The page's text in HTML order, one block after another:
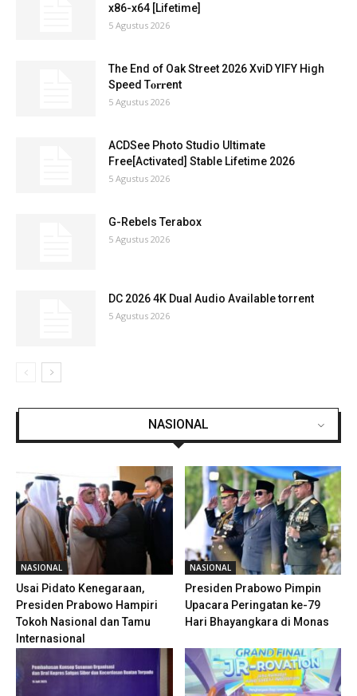
x86-x64 [Lifetime]
5 Agustus 2026
The End of Oak Street 2026 XviD YIFY High
Speed T𝐨𝐫𝐫ent
5 Agustus 2026
ACDSee Photo Studio Ultimate
Free[Activated] Stable Lifetime 2026
5 Agustus 2026
G-Rebels Terabox
5 Agustus 2026
DC 2026 4K Dual Audio Available torrent
5 Agustus 2026
NASIONAL
NASIONAL
Usai Pidato Kenegaraan,
Presiden Prabowo Hampiri
Tokoh Nasional dan Tamu
Internasional
NASIONAL
Presiden Prabowo Pimpin
Upacara Peringatan ke-79
Hari Bhayangkara di Monas